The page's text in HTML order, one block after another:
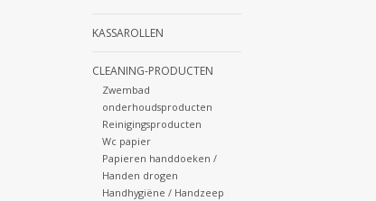
KASSAROLLEN
CLEANING-PRODUCTEN
Zwembad
onderhoudsproducten
Reinigingsproducten
Wc papier
Papieren handdoeken /
Handen drogen
Handhygiëne / Handzeep